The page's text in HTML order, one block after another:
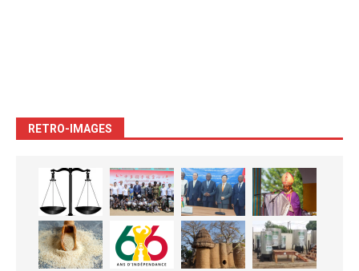
RETRO-IMAGES